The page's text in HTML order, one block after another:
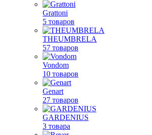
Grattoni
5 товаров
THEUMBRELA
57 товаров
Vondom
10 товаров
Genart
27 товаров
GARDENIUS
3 товара